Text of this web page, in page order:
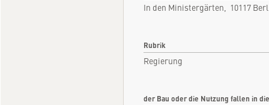
In den Ministergärten, 10117
Rubrik
Regierung
der Bau oder die Nutzung fallen in